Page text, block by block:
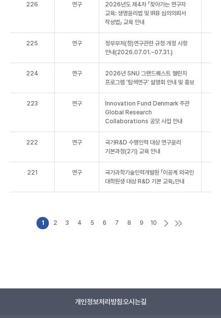
226 연구
2026년도 제4차 「찾아가는 연구자
교육: 생명윤리법 및 IRB 심의의뢰서
작성법」 교육 안내
225 연구
정부부처(청)연구관련 규정 개정 사항
안내(2026.07.01.~07.31.)
224 연구
2026년 SNU 그랜드퀘스트 챌린지
프로그램 '탐색연구' 설명회 안내 및 홍보
223 연구
Innovation Fund Denmark 주관
Global Research
Collaborations 공모 사업 안내
222 연구
국가R&D 수행인력 대상 연구윤리
기본과정(2기) 교육 안내
221 연구
국가과학기술인력개발원 「이공계 외국인
대학원생 대상 R&D 기본 교육」안내
1 2 3 4 5 6 7 8 9 10
개인정보처리방침오시는길